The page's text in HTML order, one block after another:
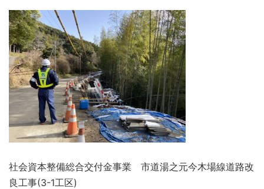
社会資本整備総合交付金事業 市道湯之元今木場線道路改
良工事(3-1工区)